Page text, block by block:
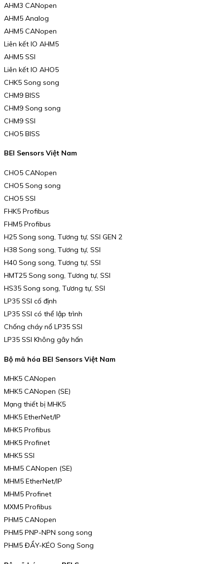
AHM3 CANopen
AHM5 Analog
AHM5 CANopen
Liên kết IO AHM5
AHM5 SSI
Liên kết IO AHO5
CHK5 Song song
CHM9 BISS
CHM9 Song song
CHM9 SSI
CHO5 BISS
BEI Sensors Việt Nam
CHO5 CANopen
CHO5 Song song
CHO5 SSI
FHK5 Profibus
FHM5 Profibus
H25 Song song, Tương tự, SSI GEN 2
H38 Song song, Tương tự, SSI
H40 Song song, Tương tự, SSI
HMT25 Song song, Tương tự, SSI
HS35 Song song, Tương tự, SSI
LP35 SSI cố định
LP35 SSI có thể lập trình
Chống cháy nổ LP35 SSI
LP35 SSI Không gây hấn
Bộ mã hóa BEI Sensors Việt Nam
MHK5 CANopen
MHK5 CANopen (SE)
Mạng thiết bị MHK5
MHK5 EtherNet/IP
MHK5 Profibus
MHK5 Profinet
MHK5 SSI
MHM5 CANopen (SE)
MHM5 EtherNet/IP
MHM5 Profinet
MXM5 Profibus
PHM5 CANopen
PHM5 PNP-NPN song song
PHM5 ĐẨY-KÉO Song Song